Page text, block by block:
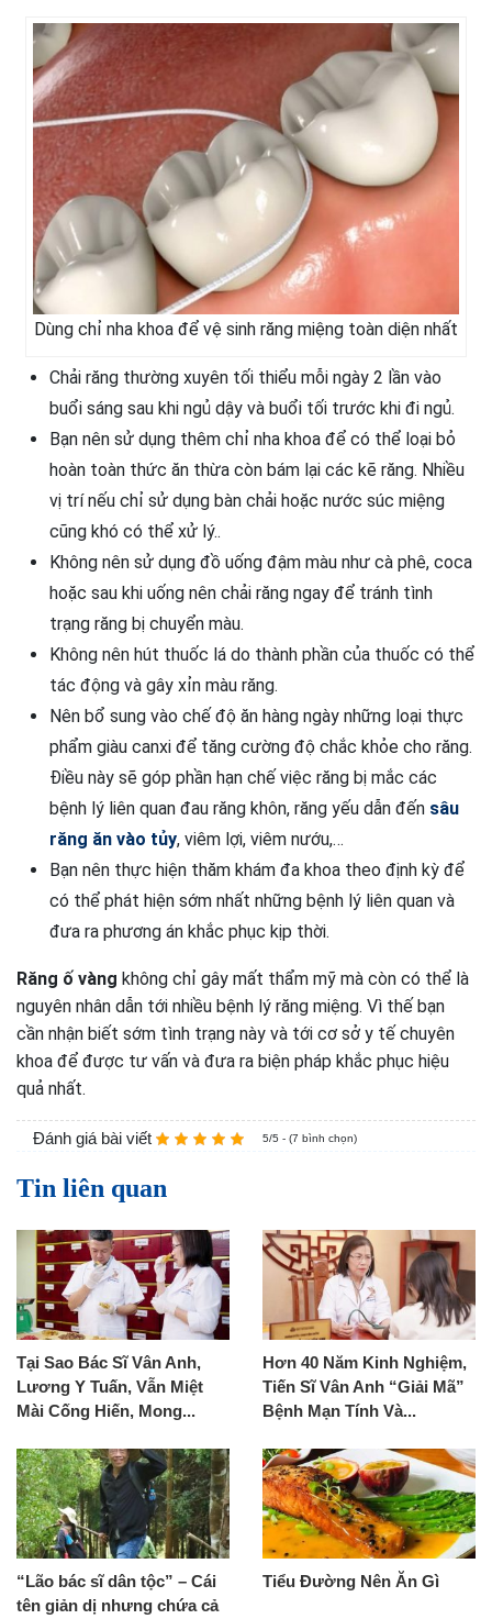
Dùng chỉ nha khoa để vệ sinh răng miệng toàn diện nhất
Chải răng thường xuyên tối thiểu mỗi ngày 2 lần vào
buổi sáng sau khi ngủ dậy và buổi tối trước khi đi ngủ.
Bạn nên sử dụng thêm chỉ nha khoa để có thể loại bỏ
hoàn toàn thức ăn thừa còn bám lại các kẽ răng. Nhiều
vị trí nếu chỉ sử dụng bàn chải hoặc nước súc miệng
cũng khó có thể xử lý..
Không nên sử dụng đồ uống đậm màu như cà phê, coca
hoặc sau khi uống nên chải răng ngay để tránh tình
trạng răng bị chuyển màu.
Không nên hút thuốc lá do thành phần của thuốc có thể
tác động và gây xỉn màu răng.
Nên bổ sung vào chế độ ăn hàng ngày những loại thực
phẩm giàu canxi để tăng cường độ chắc khỏe cho răng.
Điều này sẽ góp phần hạn chế việc răng bị mắc các
bệnh lý liên quan đau răng khôn, răng yếu dẫn đến sâu
răng ăn vào tủy, viêm lợi, viêm nướu,…
Bạn nên thực hiện thăm khám đa khoa theo định kỳ để
có thể phát hiện sớm nhất những bệnh lý liên quan và
đưa ra phương án khắc phục kịp thời.
Răng ố vàng không chỉ gây mất thẩm mỹ mà còn có thể là
nguyên nhân dẫn tới nhiều bệnh lý răng miệng. Vì thế bạn
cần nhận biết sớm tình trạng này và tới cơ sở y tế chuyên
khoa để được tư vấn và đưa ra biện pháp khắc phục hiệu
quả nhất.
Đánh giá bài viết 5/5 - (7 bình chọn)
Tin liên quan
Tại Sao Bác Sĩ Vân Anh,
Lương Y Tuấn, Vẫn Miệt
Mài Cống Hiến, Mong...
Hơn 40 Năm Kinh Nghiệm,
Tiến Sĩ Vân Anh “Giải Mã”
Bệnh Mạn Tính Và...
“Lão bác sĩ dân tộc” – Cái
tên giản dị nhưng chứa cả
Tiểu Đường Nên Ăn Gì